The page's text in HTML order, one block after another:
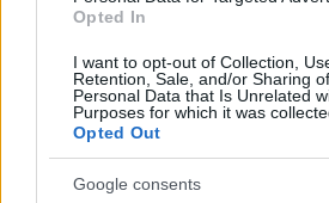
Opted In
I want to opt-out of Collection,
Retention, Sale, and/or Sharing
Personal Data that Is Unrelated
Purposes for which it was
Opted Out
Google consents
„Mit vétettem azzal, hogy
És korcs udvaráért a
Melyben már alig van egy
Csak holmi lyányképű,
Fájt, hogy a magyarból
És szemébe mondtam: ez